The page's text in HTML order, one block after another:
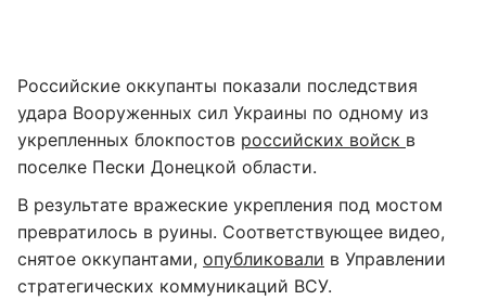
Российские оккупанты показали последствия
удара Вооруженных сил Украины по одному из
укрепленных блокпостов российских войск в
поселке Пески Донецкой области.
В результате вражеские укрепления под мостом
превратилось в руины. Соответствующее видео,
снятое оккупантами, опубликовали в Управлении
стратегических коммуникаций ВСУ.